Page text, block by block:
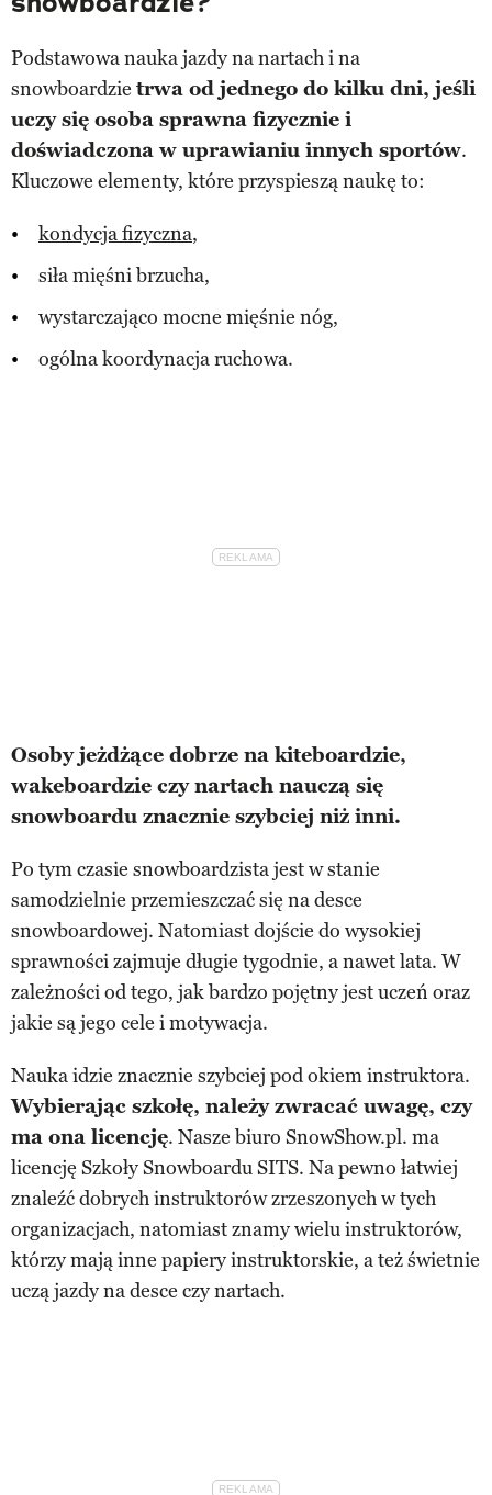
Podstawowa nauka jazdy na nartach i na
snowboardzie trwa od jednego do kilku dni, jeśli
uczy się osoba sprawna fizycznie i
doświadczona w uprawianiu innych sportów.
Kluczowe elementy, które przyspieszą naukę to:
kondycja fizyczna,
siła mięśni brzucha,
wystarczająco mocne mięśnie nóg,
ogólna koordynacja ruchowa.
Osoby jeżdżące dobrze na kiteboardzie,
wakeboardzie czy nartach nauczą się
snowboardu znacznie szybciej niż inni.
Po tym czasie snowboardzista jest w stanie
samodzielnie przemieszczać się na desce
snowboardowej. Natomiast dojście do wysokiej
sprawności zajmuje długie tygodnie, a nawet lata. W
zależności od tego, jak bardzo pojętny jest uczeń oraz
jakie są jego cele i motywacja.
Nauka idzie znacznie szybciej pod okiem instruktora.
Wybierając szkołę, należy zwracać uwagę, czy
ma ona licencję. Nasze biuro SnowShow.pl. ma
licencję Szkoły Snowboardu SITS. Na pewno łatwiej
znaleźć dobrych instruktorów zrzeszonych w tych
organizacjach, natomiast znamy wielu instruktorów,
którzy mają inne papiery instruktorskie, a też świetnie
uczą jazdy na desce czy nartach.